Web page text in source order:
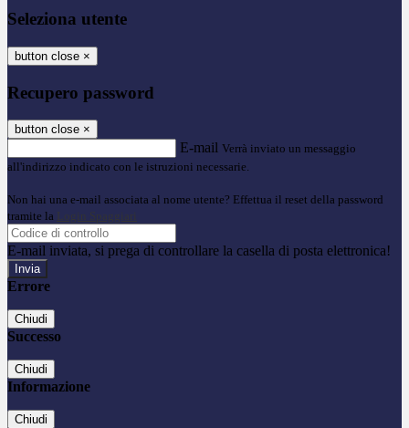
Seleziona utente
button close ×
Recupero password
button close ×
E-mail Verrà inviato un messaggio
all'indirizzo indicato con le istruzioni necessarie.
Non hai una e-mail associata al nome utente? Effettua il reset della password
tramite la Login Spaggiari
E-mail inviata, si prega di controllare la casella di posta elettronica!
Errore
Chiudi
Successo
Chiudi
Informazione
Chiudi